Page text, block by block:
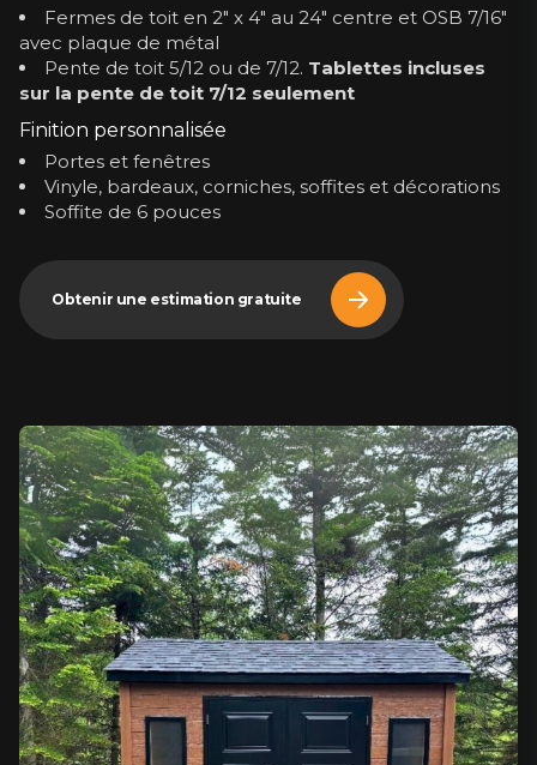
Fermes de toit en 2″ x 4″ au 24″ centre et OSB 7/16″
avec plaque de métal
Pente de toit 5/12 ou de 7/12. Tablettes incluses
sur la pente de toit 7/12 seulement
Finition personnalisée
Portes et fenêtres
Vinyle, bardeaux, corniches, soffites et décorations
Soffite de 6 pouces
Obtenir une estimation gratuite